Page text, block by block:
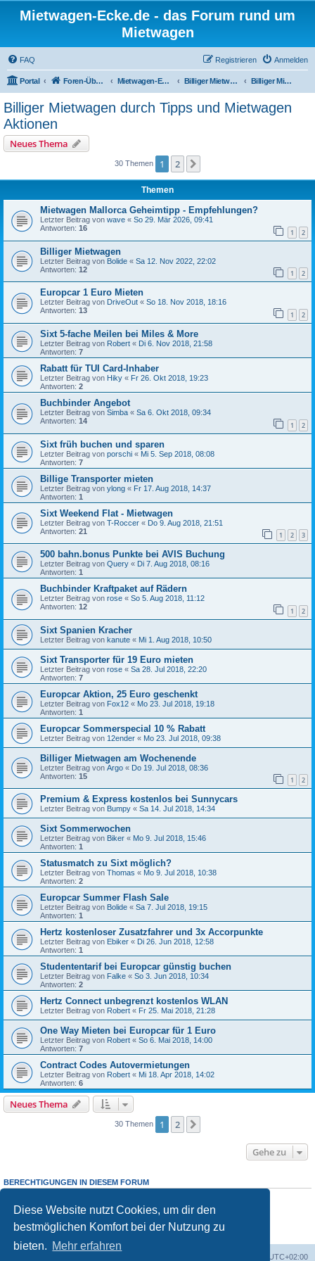
Diese Website nutzt Cookies, um dir den
bestmöglichen Komfort bei der Nutzung zu
bieten. Mehr erfahren
Mietwagen-Ecke.de - das Forum rund um
Mietwagen
FAQ Anmelden
Registrieren
Portal Foren-Übersicht Mietwagen-Ecke Billiger Mietwagen; Mietwagen Tipps & Gutscheine Billiger Mietwagen durch Tipps und Mietwagen Aktionen
Billiger Mietwagen durch Tipps und Mietwagen
Aktionen
Neues Thema
30 Themen 1 2
Themen
Mietwagen Mallorca Geheimtipp - Empfehlungen?
Letzter Beitrag von wave « So 29. Mär 2026, 09:41
Antworten: 16 1 2
Billiger Mietwagen
Letzter Beitrag von Bolide « Sa 12. Nov 2022, 22:02
Antworten: 12 1 2
Europcar 1 Euro Mieten
Letzter Beitrag von DriveOut « So 18. Nov 2018, 18:16
Antworten: 13 1 2
Sixt 5-fache Meilen bei Miles & More
Letzter Beitrag von Robert « Di 6. Nov 2018, 21:58
Antworten: 7
Rabatt für TUI Card-Inhaber
Letzter Beitrag von Hiky « Fr 26. Okt 2018, 19:23
Antworten: 2
Buchbinder Angebot
Letzter Beitrag von Simba « Sa 6. Okt 2018, 09:34
Antworten: 14 1 2
Sixt früh buchen und sparen
Letzter Beitrag von porschi « Mi 5. Sep 2018, 08:08
Antworten: 7
Billige Transporter mieten
Letzter Beitrag von ylong « Fr 17. Aug 2018, 14:37
Antworten: 1
Sixt Weekend Flat - Mietwagen
Letzter Beitrag von T-Roccer « Do 9. Aug 2018, 21:51
Antworten: 21 1 2 3
500 bahn.bonus Punkte bei AVIS Buchung
Letzter Beitrag von Query « Di 7. Aug 2018, 08:16
Antworten: 1
Buchbinder Kraftpaket auf Rädern
Letzter Beitrag von rose « So 5. Aug 2018, 11:12
Antworten: 12 1 2
Sixt Spanien Kracher
Letzter Beitrag von kanute « Mi 1. Aug 2018, 10:50
Sixt Transporter für 19 Euro mieten
Letzter Beitrag von rose « Sa 28. Jul 2018, 22:20
Antworten: 7
Europcar Aktion, 25 Euro geschenkt
Letzter Beitrag von Fox12 « Mo 23. Jul 2018, 19:18
Antworten: 1
Europcar Sommerspecial 10 % Rabatt
Letzter Beitrag von 12ender « Mo 23. Jul 2018, 09:38
Billiger Mietwagen am Wochenende
Letzter Beitrag von Argo « Do 19. Jul 2018, 08:36
Antworten: 15 1 2
Premium & Express kostenlos bei Sunnycars
Letzter Beitrag von Bumpy « Sa 14. Jul 2018, 14:34
Sixt Sommerwochen
Letzter Beitrag von Biker « Mo 9. Jul 2018, 15:46
Antworten: 1
Statusmatch zu Sixt möglich?
Letzter Beitrag von Thomas « Mo 9. Jul 2018, 10:38
Antworten: 2
Europcar Summer Flash Sale
Letzter Beitrag von Bolide « Sa 7. Jul 2018, 19:15
Antworten: 1
Hertz kostenloser Zusatzfahrer und 3x Accorpunkte
Letzter Beitrag von Ebiker « Di 26. Jun 2018, 12:58
Antworten: 1
Studententarif bei Europcar günstig buchen
Letzter Beitrag von Falke « So 3. Jun 2018, 10:34
Antworten: 2
Hertz Connect unbegrenzt kostenlos WLAN
Letzter Beitrag von Robert « Fr 25. Mai 2018, 21:28
One Way Mieten bei Europcar für 1 Euro
Letzter Beitrag von Robert « So 6. Mai 2018, 14:00
Antworten: 7
Contract Codes Autovermietungen
Letzter Beitrag von Robert « Mi 18. Apr 2018, 14:02
Antworten: 6
Neues Thema
30 Themen 1 2
Gehe zu
BERECHTIGUNGEN IN DIESEM FORUM
Du darfst keineAntworten zu Themen in diesem Forum erstellen.
Du darfst deine Beiträge in diesem Forumnichtändern.
Du darfst deine Beiträge in diesem Forum nicht löschen.
keine
UTC+02:00